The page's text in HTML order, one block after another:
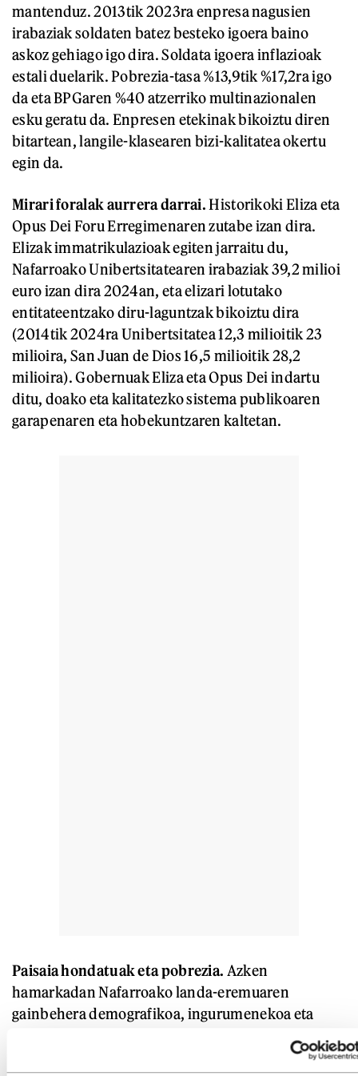
mantenduz. 2013tik 2023ra enpresa nagusien
irabaziak soldaten batez besteko igoera baino
askoz gehiago igo dira. Soldata igoera inflazioak
estali duelarik. Pobrezia-tasa %13,9tik %17,2ra igo
da eta BPGaren %40 atzerriko multinazionalen
esku geratu da. Enpresen etekinak bikoiztu diren
bitartean, langile-klasearen bizi-kalitatea okertu
egin da.
Mirari foralak aurrera darrai.Historikoki Eliza eta
Opus Dei Foru Erregimenaren zutabe izan dira.
Elizak immatrikulazioak egiten jarraitu du,
Nafarroako Unibertsitatearen irabaziak 39,2 milioi
euro izan dira 2024an, eta elizari lotutako
entitateentzako diru-laguntzak bikoiztu dira
(2014tik 2024ra Unibertsitatea 12,3 milioitik 23
milioira, San Juan de Dios 16,5 milioitik 28,2
milioira). Gobernuak Eliza eta Opus Dei indartu
ditu, doako eta kalitatezko sistema publikoaren
garapenaren eta hobekuntzaren kaltetan.
Paisaia hondatuak eta pobrezia. Azken
hamarkadan Nafarroako landa-eremuaren
gainbehera demografikoa, ingurumenekoa eta
desagerpena eta biodibertsitate-galerak agerian